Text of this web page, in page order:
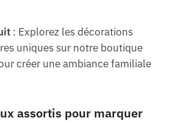
: Explorez les décorations
uniques sur notre boutique
créer une ambiance familiale
assortis pour marquer